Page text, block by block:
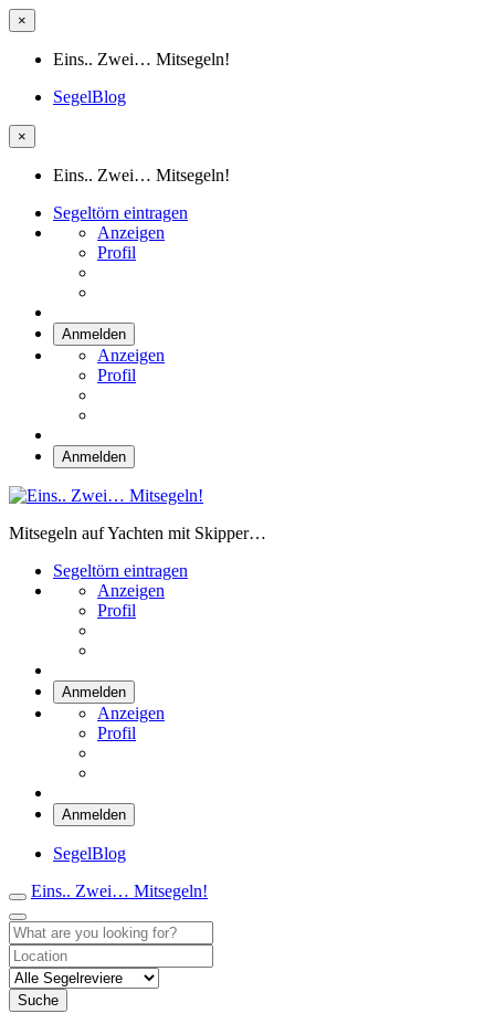
×
Eins.. Zwei… Mitsegeln!
SegelBlog
×
Eins.. Zwei… Mitsegeln!
Segeltörn eintragen
Anzeigen
Profil
Anmelden
Anzeigen
Profil
Anmelden
Mitsegeln auf Yachten mit Skipper…
Segeltörn eintragen
Anzeigen
Profil
Anmelden
Anzeigen
Profil
Anmelden
SegelBlog
Eins.. Zwei… Mitsegeln!
Suche